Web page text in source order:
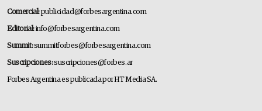
Comercial:publicidad@forbesargentina.com
Editorial:info@forbesargentina.com
Summit:summitforbes@forbesargentina.com
Suscripciones:suscripciones@forbes.ar
Forbes Argentina es publicada por HT Media SA.